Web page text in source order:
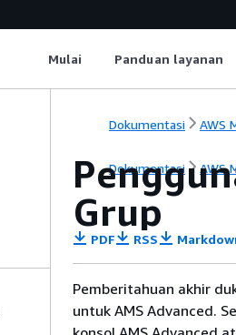
Mulai Panduan layanan
Dokumentasi AWS
Dokumentasi AWS
Grup
PDF RSS
Pemberitahuan akhir
untuk AMS Advanced.